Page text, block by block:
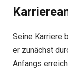
Seine Karriere
er zunächst
Anfangs